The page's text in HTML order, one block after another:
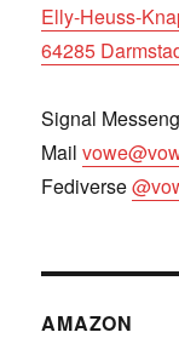
Elly-Heuss-
64285
Signal
Mail
Fediverse
AMAZON